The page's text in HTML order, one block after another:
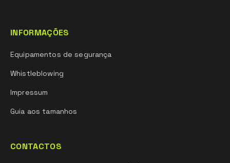
INFORMAÇÕES
Equipamentos de segurança
Whistleblowing
Impressum
Guia aos tamanhos
CONTACTOS